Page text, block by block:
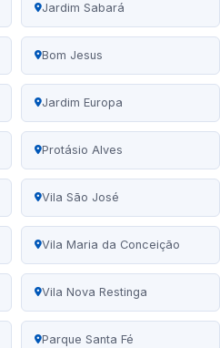
Jardim Sabará
Bom Jesus
Jardim Europa
Protásio Alves
Vila São José
Vila Maria da Conceição
Vila Nova Restinga
Parque Santa Fé